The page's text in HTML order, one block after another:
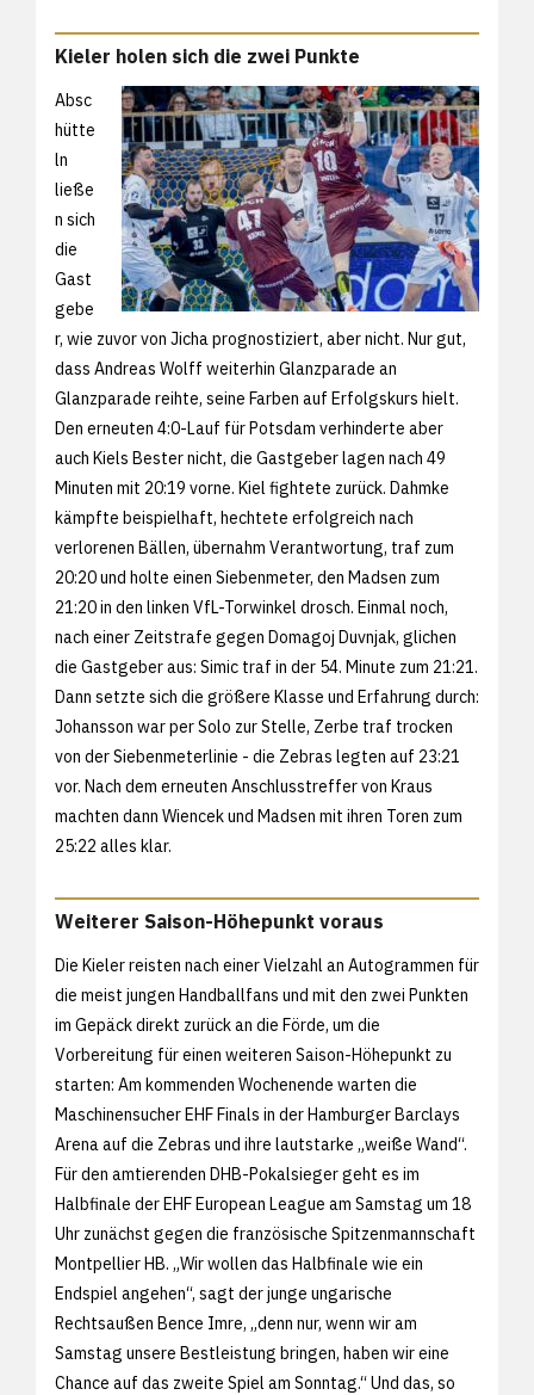
Kieler holen sich die zwei Punkte
Absc
hütte
ln
ließe
n sich
die
Gast
gebe
r, wie zuvor von Jicha prognostiziert, aber nicht. Nur gut,
dass Andreas Wolff weiterhin Glanzparade an
Glanzparade reihte, seine Farben auf Erfolgskurs hielt.
Den erneuten 4:0-Lauf für Potsdam verhinderte aber
auch Kiels Bester nicht, die Gastgeber lagen nach 49
Minuten mit 20:19 vorne. Kiel fightete zurück. Dahmke
kämpfte beispielhaft, hechtete erfolgreich nach
verlorenen Bällen, übernahm Verantwortung, traf zum
20:20 und holte einen Siebenmeter, den Madsen zum
21:20 in den linken VfL-Torwinkel drosch. Einmal noch,
nach einer Zeitstrafe gegen Domagoj Duvnjak, glichen
die Gastgeber aus: Simic traf in der 54. Minute zum 21:21.
Dann setzte sich die größere Klasse und Erfahrung durch:
Johansson war per Solo zur Stelle, Zerbe traf trocken
von der Siebenmeterlinie - die Zebras legten auf 23:21
vor. Nach dem erneuten Anschlusstreffer von Kraus
machten dann Wiencek und Madsen mit ihren Toren zum
25:22 alles klar.
Weiterer Saison-Höhepunkt voraus
Die Kieler reisten nach einer Vielzahl an Autogrammen für
die meist jungen Handballfans und mit den zwei Punkten
im Gepäck direkt zurück an die Förde, um die
Vorbereitung für einen weiteren Saison-Höhepunkt zu
starten: Am kommenden Wochenende warten die
Maschinensucher EHF Finals in der Hamburger Barclays
Arena auf die Zebras und ihre lautstarke „weiße Wand“.
Für den amtierenden DHB-Pokalsieger geht es im
Halbfinale der EHF European League am Samstag um 18
Uhr zunächst gegen die französische Spitzenmannschaft
Montpellier HB. „Wir wollen das Halbfinale wie ein
Endspiel angehen“, sagt der junge ungarische
Rechtsaußen Bence Imre, „denn nur, wenn wir am
Samstag unsere Bestleistung bringen, haben wir eine
Chance auf das zweite Spiel am Sonntag.“ Und das, so